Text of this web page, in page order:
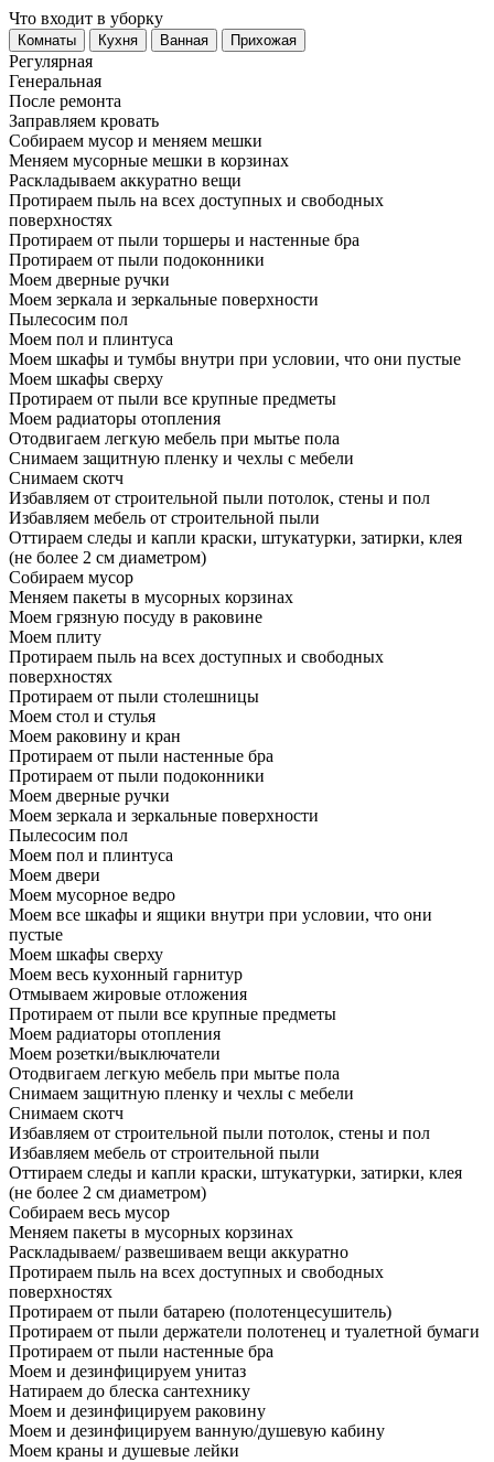
Что входит в уборку
Регу­лярная
Гене­ральная
После ремонта
Заправляем кровать
Собираем мусор и меняем мешки
Меняем мусорные мешки в корзинах
Раскладываем аккуратно вещи
Протираем пыль на всех доступных и свободных
поверхностях
Протираем от пыли торшеры и настенные бра
Протираем от пыли подоконники
Моем дверные ручки
Моем зеркала и зеркальные поверхности
Пылесосим пол
Моем пол и плинтуса
Моем шкафы и тумбы внутри при условии, что они пустые
Моем шкафы сверху
Протираем от пыли все крупные предметы
Моем радиаторы отопления
Отодвигаем легкую мебель при мытье пола
Снимаем защитную пленку и чехлы с мебели
Снимаем скотч
Избавляем от строительной пыли потолок, стены и пол
Избавляем мебель от строительной пыли
Оттираем следы и капли краски, штукатурки, затирки, клея
(не более 2 см диаметром)
Собираем мусор
Меняем пакеты в мусорных корзинах
Моем грязную посуду в раковине
Моем плиту
Протираем пыль на всех доступных и свободных
поверхностях
Протираем от пыли столешницы
Моем стол и стулья
Моем раковину и кран
Протираем от пыли настенные бра
Протираем от пыли подоконники
Моем дверные ручки
Моем зеркала и зеркальные поверхности
Пылесосим пол
Моем пол и плинтуса
Моем двери
Моем мусорное ведро
Моем все шкафы и ящики внутри при условии, что они
пустые
Моем шкафы сверху
Моем весь кухонный гарнитур
Отмываем жировые отложения
Протираем от пыли все крупные предметы
Моем радиаторы отопления
Моем розетки/выключатели
Отодвигаем легкую мебель при мытье пола
Снимаем защитную пленку и чехлы с мебели
Снимаем скотч
Избавляем от строительной пыли потолок, стены и пол
Избавляем мебель от строительной пыли
Оттираем следы и капли краски, штукатурки, затирки, клея
(не более 2 см диаметром)
Собираем весь мусор
Меняем пакеты в мусорных корзинах
Раскладываем/ развешиваем вещи аккуратно
Протираем пыль на всех доступных и свободных
поверхностях
Протираем от пыли батарею (полотенцесушитель)
Протираем от пыли держатели полотенец и туалетной бумаги
Протираем от пыли настенные бра
Моем и дезинфицируем унитаз
Натираем до блеска сантехнику
Моем и дезинфицируем раковину
Моем и дезинфицируем ванную/душевую кабину
Моем краны и душевые лейки